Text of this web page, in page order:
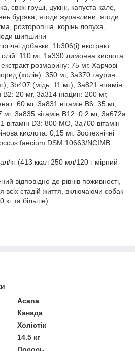
свіжі груші, цукіні, капуста кале,
буряка, ягоди журавлини, ягоди
розторопша, корінь лопуха,
шипшини
добавки: 1b306(i) екстракт
110 мг, 1a330 лимонна кислота:
розмарину: 75 мг. Харчові
(холін): 350 мг, 3a370 таурин:
3b407 (мідь: 11 мг), 3a821 вітамін
В2: 20 мг, 3a314 ніацин: 200 мг,
60 мг, 3a831 вітамін В6: 35 мг,
3a835 вітамін В12: 0,2 мг, 3a672a
вітамін D3: 800 МО, 3a700 вітамін
кислота: 0,15 мг. Зоотехнічні
faecium DSM 10663/NCIMB
кг (413 ккал 250 мл/120 г мірний
відповідно до рівнів поживності,
всіх стадій життя, включаючи собак
кг та більше).
Acana
Канада
Холістік
14.5 кг
Лосось